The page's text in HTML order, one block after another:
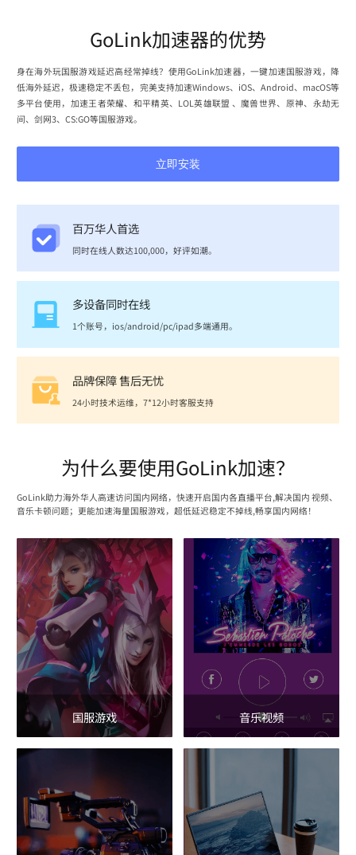
GoLink加速器的优势
身在海外玩国服游戏延迟高经常掉线？使用GoLink加速器，一键加速国服游戏，降
低海外延迟，极速稳定不丢包，完美支持加速Windows、iOS、Android、macOS等
多平台使用，加速王者荣耀、和平精英、LOL英雄联盟 、魔兽世界、原神、永劫无
间、剑网3、CS:GO等国服游戏。
立即安装
百万华人首选
同时在线人数达100,000，好评如潮。
多设备同时在线
1个账号，ios/android/pc/ipad多端通用。
品牌保障 售后无忧
24小时技术运维，7*12小时客服支持
为什么要使用GoLink加速？
GoLink助力海外华人高速访问国内网络，快速开启国内各直播平台,解决国内 视频、
音乐卡顿问题；更能加速海量国服游戏，超低延迟稳定不掉线,畅享国内网络！
国服游戏 音乐视频